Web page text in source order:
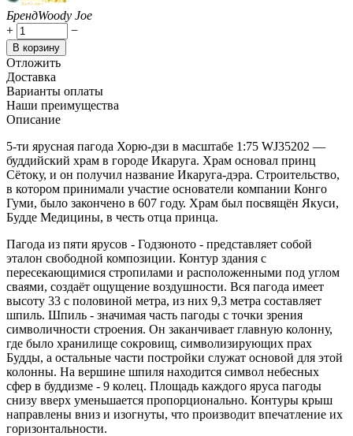
БрендWoody Joe
+
−
В корзину
Отложить
Доставка
Варианты оплаты
Наши преимущества
Описание
5-ти ярусная пагода Хорю-дзи в масштабе 1:75 WJ35202 —
буддийский храм в городе Икаруга. Храм основал принц
Сётоку, и он получил название Икаруга-дэра. Строительство,
в котором принимали участие основатели компании Конго
Гуми, было закончено в 607 году. Храм был посвящён Якуси,
Будде Медицины, в честь отца принца.
Пагода из пяти ярусов - Годзюното - представляет собой
эталон свободной композиции. Контур здания с
пересекающимися стропилами и расположенными под углом
сваями, создаёт ощущение воздушности. Вся пагода имеет
высоту 33 с половиной метра, из них 9,3 метра составляет
шпиль. Шпиль - значимая часть пагоды с точки зрения
символичности строения. Он заканчивает главную колонну,
где было хранилище сокровищ, символизирующих прах
Будды, а остальные части постройки служат основой для этой
колонны. На вершине шпиля находится символ небесных
сфер в буддизме - 9 колец. Площадь каждого яруса пагоды
снизу вверх уменьшается пропорционально. Контуры крыш
направлены вниз и изогнуты, что производит впечатление их
горизонтальности.